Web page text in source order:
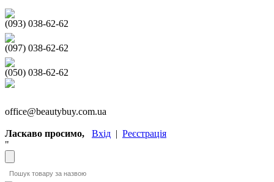
(093) 038-62-62
(097) 038-62-62
(050) 038-62-62
office@beautybuy.com.ua
Ласкаво просимо, Вхід | Реєстрація
"